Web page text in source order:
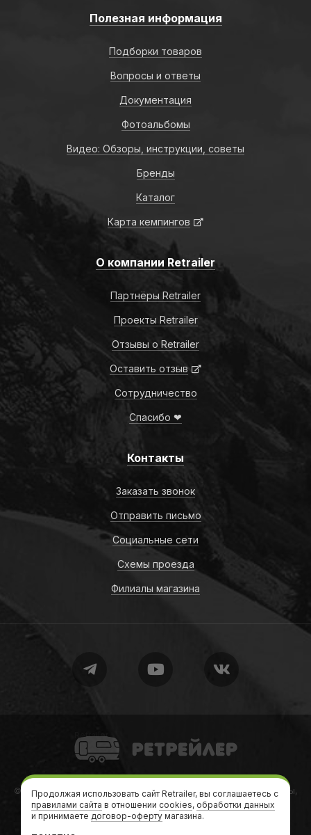
Полезная информация
Подборки товаров
Вопросы и ответы
Документация
Фотоальбомы
Видео: Обзоры, инструкции, советы
Бренды
Каталог
Карта кемпингов
О компании Retrailer
Партнёры Retrailer
Проекты Retrailer
Отзывы о Retrailer
Оставить отзыв
Сотрудничество
Спасибо ❤
Контакты
Заказать звонок
Отправить письмо
Социальные сети
Схемы проезда
Филиалы магазина
Retrailer
© 2010-2026Retrailer Ретрейлер — Автодома, кемперы, трейлеры,
дачи на колесах
Теги
• Формальности • Карта сайта
Продолжая использовать сайт Retrailer, вы соглашаетесь с
правилами сайта в отношении cookies, обработки данных
и принимаете договор-оферту магазина.